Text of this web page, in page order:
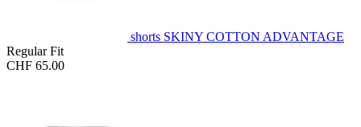
shorts SKINY COTTON ADVANTAGE
Regular Fit
CHF 65.00